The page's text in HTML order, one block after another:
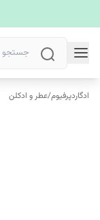
ادگاردپرفیوم/عطر و ادکلن